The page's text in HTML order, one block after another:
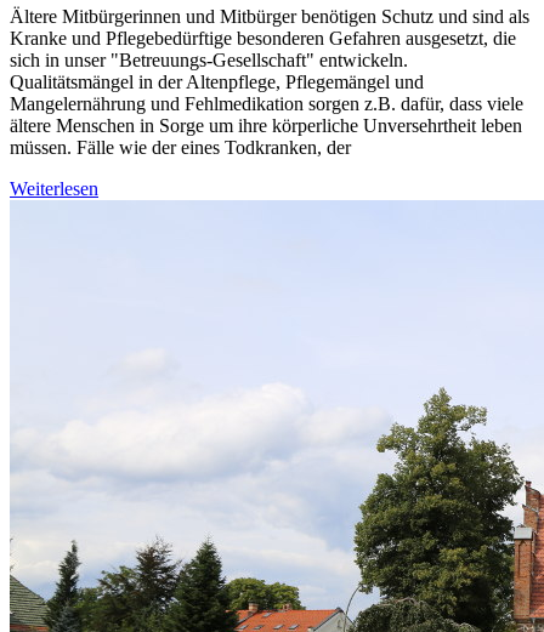
Ältere Mitbürgerinnen und Mitbürger benötigen Schutz und sind als
Kranke und Pflegebedürftige besonderen Gefahren ausgesetzt, die
sich in unser "Betreuungs-Gesellschaft" entwickeln.
Qualitätsmängel in der Altenpflege, Pflegemängel und
Mangelernährung und Fehlmedikation sorgen z.B. dafür, dass viele
ältere Menschen in Sorge um ihre körperliche Unversehrtheit leben
müssen. Fälle wie der eines Todkranken, der
Weiterlesen